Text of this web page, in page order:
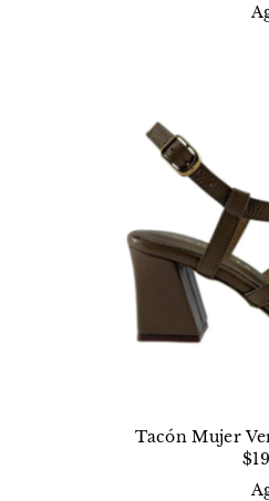
Tacón Mujer